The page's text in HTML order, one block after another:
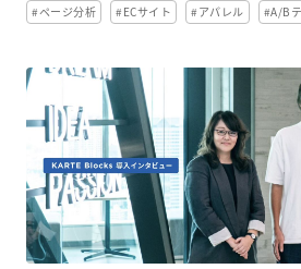
#ページ分析 #ECサイト #アパレル #A/B